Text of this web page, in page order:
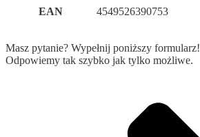
EAN 4549526390753
Masz pytanie? Wypełnij poniższy formularz!
Odpowiemy tak szybko jak tylko możliwe.